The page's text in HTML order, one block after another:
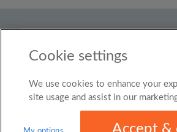
Brasil
© Roomgo Limited 2025 - 21 Market
United Kingdom, SK1
Cookie settings
We use cookies to enhance your
site usage and assist in our
Accept &